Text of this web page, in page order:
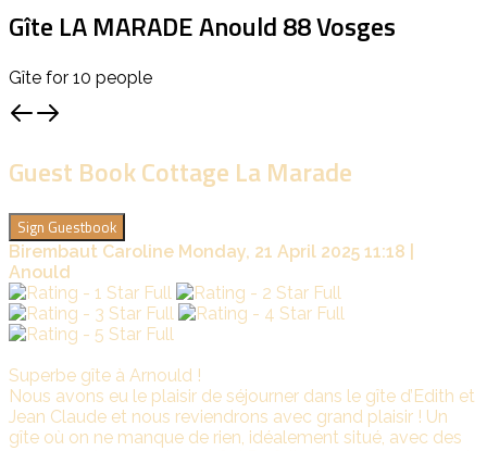
Gîte LA MARADE Anould 88 Vosges
Gîte for 10 people
Guest Book Cottage La Marade
Sign Guestbook
Birembaut Caroline Monday, 21 April 2025 11:18 |
Anould
Superbe gîte à Arnould !
Nous avons eu le plaisir de séjourner dans le gîte d’Edith et
Jean Claude et nous reviendrons avec grand plaisir ! Un
gîte où on ne manque de rien, idéalement situé, avec des